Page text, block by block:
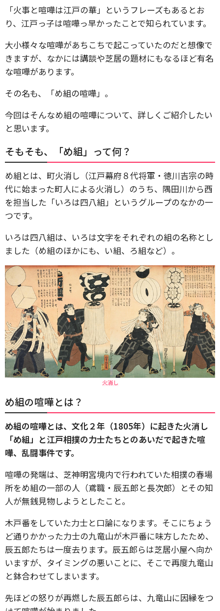
「火事と喧嘩は江戸の華」というフレーズもあるとお
り、江戸っ子は喧嘩っ早かったことで知られています。
大小様々な喧嘩があちこちで起こっていたのだと想像で
きますが、なかには講談や芝居の題材にもなるほど有名
な喧嘩があります。
その名も、「め組の喧嘩」。
今回はそんなめ組の喧嘩について、詳しくご紹介したい
と思います。
そもそも、「め組」って何？
め組とは、町火消し（江戸幕府８代将軍・徳川吉宗の時
代に始まった町人による火消し）のうち、隅田川から西
を担当した「いろは四八組」というグループのなかの一
つです。
いろは四八組は、いろは文字をそれぞれの組の名称とし
ました（め組のほかにも、い組、ろ組など）。
火消し
め組の喧嘩とは？
め組の喧嘩とは、文化２年（1805年）に起きた火消し
「め組」と江戸相撲の力士たちとのあいだで起きた喧
嘩、乱闘事件です。
喧嘩の発端は、芝神明宮境内で行われていた相撲の春場
所をめ組の一部の人（鳶職・辰五郎と長次郎）とその知
人が無銭見物しようとしたこと。
木戸番をしていた力士と口論になります。そこにちょう
ど通りかかった力士の九竜山が木戸番に味方したため、
辰五郎たちは一度去ります。辰五郎らは芝居小屋へ向か
いますが、タイミングの悪いことに、そこで再度九竜山
と鉢合わせてしまいます。
先ほどの怒りが再燃した辰五郎らは、九竜山に因縁をつ